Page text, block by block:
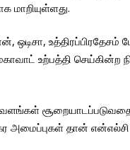
மாறியுள்ளது.
ஒடிசா,
உற்பத்தி
அமைப்புகள் தான்